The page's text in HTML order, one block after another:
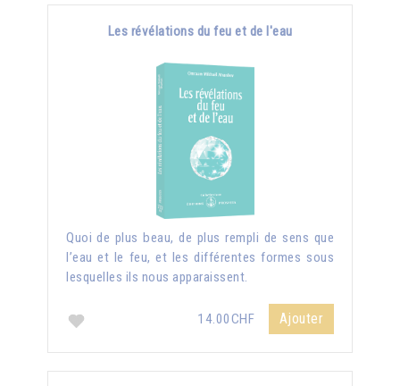
Les révélations du feu et de l'eau
Quoi de plus beau, de plus rempli de sens que
l’eau et le feu, et les différentes formes sous
lesquelles ils nous apparaissent.
14.00CHF Ajouter